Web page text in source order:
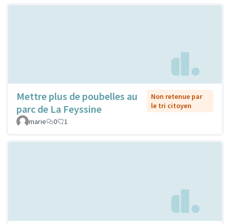
Mettre plus de poubelles au
parc de La Feyssine
Non retenue par
le tri citoyen
marie
0 1